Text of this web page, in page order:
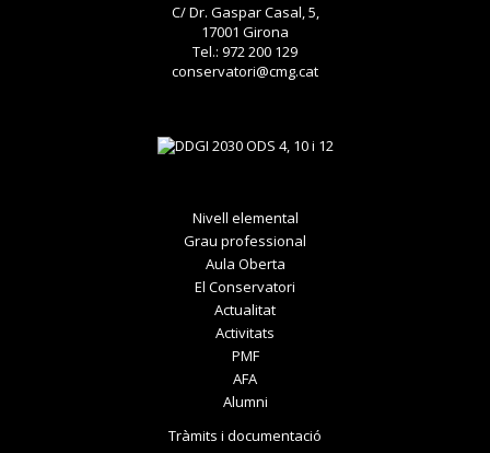
C/ Dr. Gaspar Casal, 5,
17001 Girona
Tel.: 972 200 129
conservatori@cmg.cat
Nivell elemental
Grau professional
Aula Oberta
El Conservatori
Actualitat
Activitats
PMF
AFA
Alumni
Tràmits i documentació